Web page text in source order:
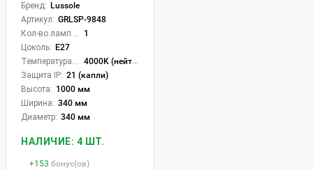
Бренд: Lussole
Артикул: GRLSP-9848
Кол-во ламп или LED: 1
Цоколь: E27
Температура света:
4000K (нейтральный)
Защита IP: 21 (капли)
Высота: 1000 мм
Ширина: 340 мм
Диаметр: 340 мм
НАЛИЧИЕ: 4 ШТ.
+153 бонус(ов)